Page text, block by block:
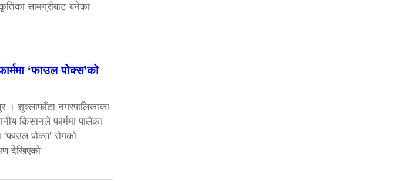
सामग्रीबाट बनेका
‘फाउल पोक्स’को
। शुक्लाफाँटा नगरपालिकाका
किसानले फार्ममा पालेका
पोक्स’ रोगको
देखिएको